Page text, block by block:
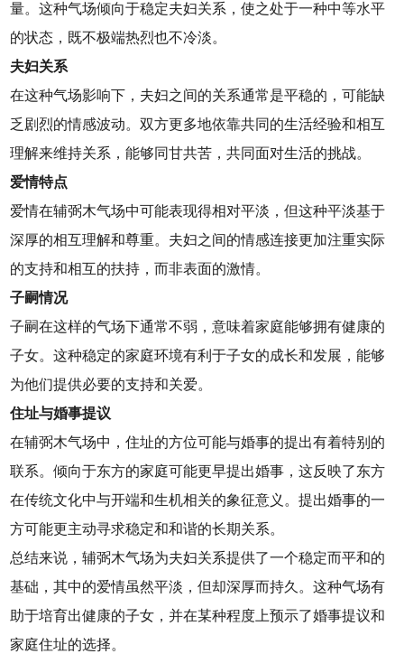
量。这种气场倾向于稳定夫妇关系，使之处于一种中等水平
的状态，既不极端热烈也不冷淡。
夫妇关系
在这种气场影响下，夫妇之间的关系通常是平稳的，可能缺
乏剧烈的情感波动。双方更多地依靠共同的生活经验和相互
理解来维持关系，能够同甘共苦，共同面对生活的挑战。
爱情特点
爱情在辅弼木气场中可能表现得相对平淡，但这种平淡基于
深厚的相互理解和尊重。夫妇之间的情感连接更加注重实际
的支持和相互的扶持，而非表面的激情。
子嗣情况
子嗣在这样的气场下通常不弱，意味着家庭能够拥有健康的
子女。这种稳定的家庭环境有利于子女的成长和发展，能够
为他们提供必要的支持和关爱。
住址与婚事提议
在辅弼木气场中，住址的方位可能与婚事的提出有着特别的
联系。倾向于东方的家庭可能更早提出婚事，这反映了东方
在传统文化中与开端和生机相关的象征意义。提出婚事的一
方可能更主动寻求稳定和和谐的长期关系。
总结来说，辅弼木气场为夫妇关系提供了一个稳定而平和的
基础，其中的爱情虽然平淡，但却深厚而持久。这种气场有
助于培育出健康的子女，并在某种程度上预示了婚事提议和
家庭住址的选择。